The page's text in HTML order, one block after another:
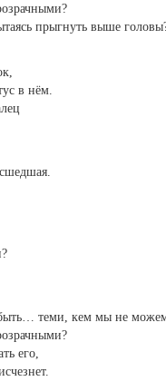
прыгнуть выше
в нём.
теми, кем мы не можем
его,